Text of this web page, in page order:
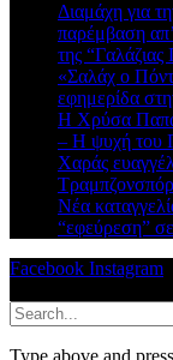
Διαμάχη για
παρέμβαση
της “Γαλάζιας
«Σαλάχ ο
εφημερίδα
Η Χρύσα Παπά
– Η ψυχή του
Χαράς
Νέα
“εφεύρεση”
Facebook Instagram